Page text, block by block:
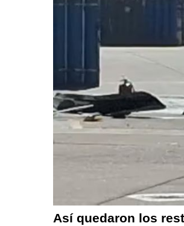
Así quedaron los